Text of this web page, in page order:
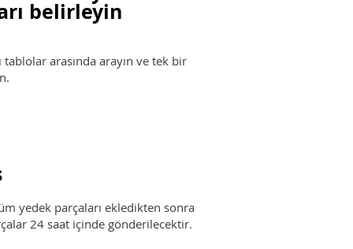
belirleyin
tablolar arasında arayın ve tek bir
yedek parçaları ekledikten sonra
24 saat içinde gönderilecektir.